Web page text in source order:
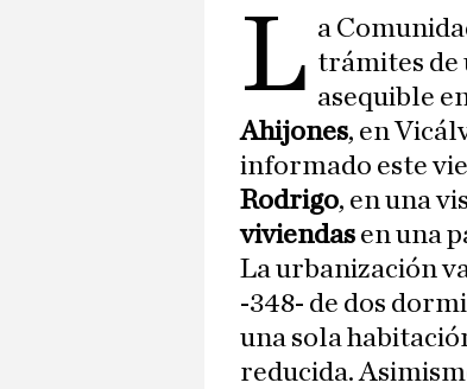
L a
trámites de
asequible
Ahijones, en
informado este
Rodrigo, en una
viviendas en una
La urbanización
-348- de dos
una sola
reducida.